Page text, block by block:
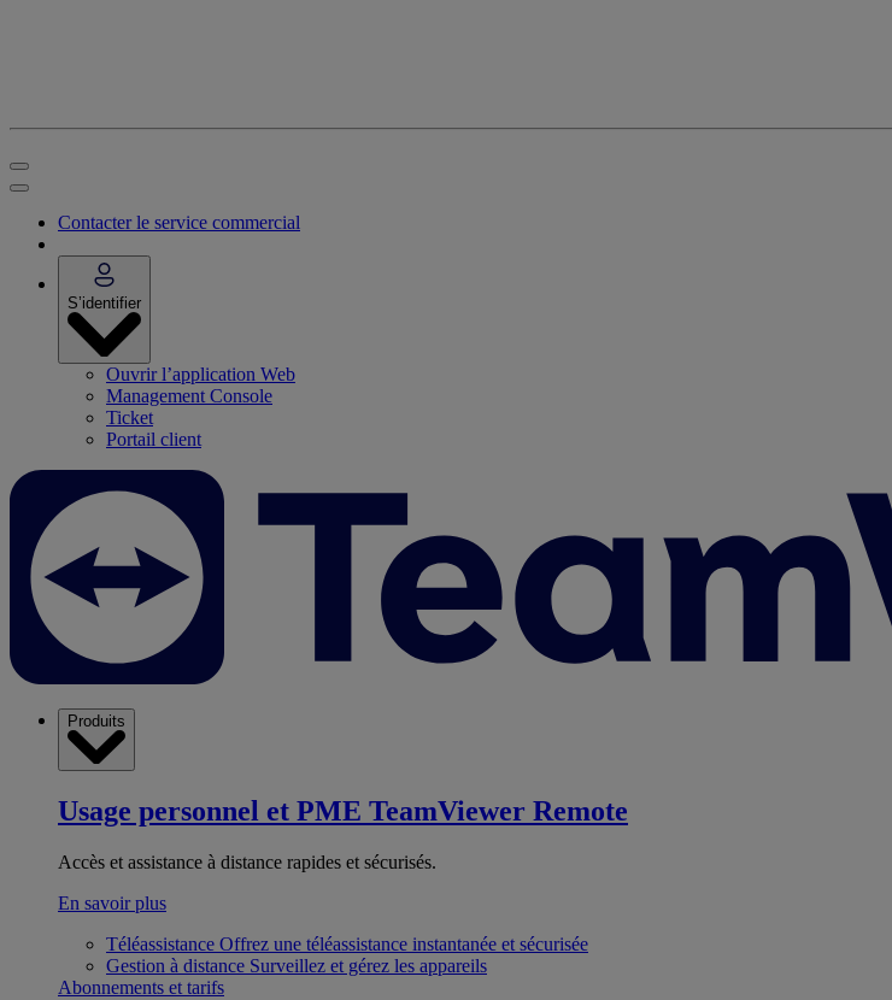
Contacter le service commercial
S’identifier
Ouvrir l’application Web
Management Console
Ticket
Portail client
Produits
Usage personnel et PME TeamViewer Remote
Accès et assistance à distance rapides et sécurisés.
En savoir plus
Téléassistance Offrez une téléassistance instantanée et sécurisée
Gestion à distance Surveillez et gérez les appareils
Abonnements et tarifs